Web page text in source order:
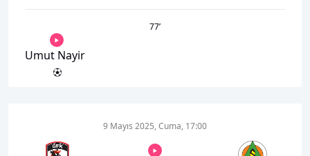
77’
Umut Nayir
9 Mayıs 2025, Cuma, 17:00